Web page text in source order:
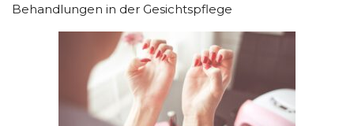
Behandlungen in der Gesichtspflege